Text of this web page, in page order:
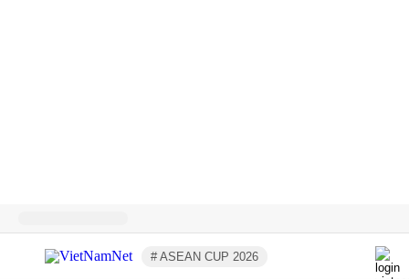
# ASEAN CUP 2026